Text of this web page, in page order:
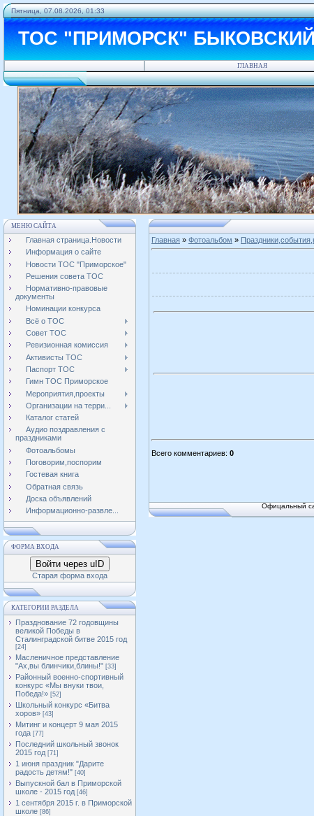
Пятница, 07.08.2026, 01:33
ТОС "ПРИМОРСК"
ГЛАВНАЯ
МЕНЮ САЙТА
Главная страница.Новости
Информация о сайте
Новости ТОС "Приморское"
Решения совета ТОС
Нормативно-правовые
документы
Номинации конкурса
Всё о ТОС
Совет ТОС
Ревизионная комиссия
Активисты ТОС
Паспорт ТОС
Гимн ТОС Приморское
Мероприятия,проекты
Организации на терри...
Каталог статей
Аудио поздравления с
праздниками
Фотоальбомы
Поговорим,поспорим
Гостевая книга
Обратная связь
Доска объявлений
Информационно-развле...
ФОРМА ВХОДА
Войти через uID
Старая форма входа
КАТЕГОРИИ РАЗДЕЛА
Празднование 72 годовщины
великой Победы в
Сталинградской битве 2015 год
[24]
Масленичное представление
"Ах,вы блинчики,блины!" [33]
Районный военно-спортивный
конкурс «Мы внуки твои,
Победа!» [52]
Школьный конкурс «Битва
хоров» [43]
Митинг и концерт 9 мая 2015
года [77]
Последний школьный звонок
2015 год [71]
1 июня праздник "Дарите
радость детям!" [40]
Выпускной бал в Приморской
школе - 2015 год [46]
1 сентября 2015 г. в Приморской
школе [86]
Главная » Фотоальбом »
Всего комментариев: 0
Офицальный